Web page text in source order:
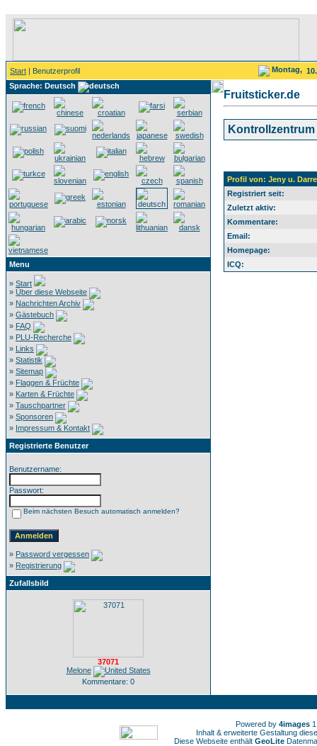
Start | Benutzerprofil Montag,
Sprache: Deutsch
Menu
» Start
» Über diese Webseite
» Nachrichten Archiv
» Gästebuch
» FAQ
» PLU-Recherche
» Links
» Statistik
» Sitemap
» Flaggen & Früchte
» Karten & Früchte
» Tauschpartner
» Sponsoren
» Impressum & Kontakt
Registrierte Benutzer
Benutzername:
Passwort:
Beim nächsten Besuch automatisch anmelden?
» Password vergessen
» Registrierung
Zufallsbild
37071
Melone
Kommentare: 0
Fruitsticker.de
Kontrollzentrum
Profil von: Jeny u.
Registriert seit:
Zuletzt aktiv:
Kommentare:
Email:
Homepage:
ICQ:
Powered by 4images
Inhalt & erweiterte Gestaltung
Diese Webseite enthält GeoLite